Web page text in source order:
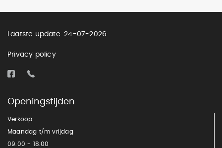
Laatste update: 24-07-2026
Privacy policy
Openingstijden
Verkoop
Maandag t/m vrijdag
09.00 - 18.00